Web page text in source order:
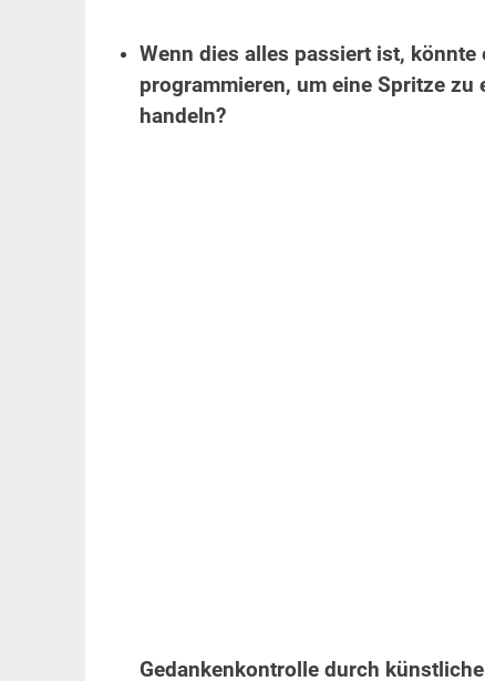
Wenn dies alles passiert ist,
programmieren, um eine Spritze
handeln?
Gedankenkontrolle durch